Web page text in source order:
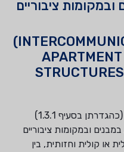
ציבוריים
תקן זה חל על מערכות אינטרקום(1) (כהגדרתן בסעיף 1.3.1)
ובמקומות ציבוריים
או קולית וחזותית, בין